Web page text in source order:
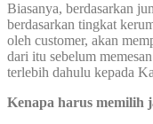
Biasanya, berdasarkan
berdasarkan tingkat
oleh customer, akan
dari itu sebelum
terlebih dahulu kepada
Kenapa harus memilih